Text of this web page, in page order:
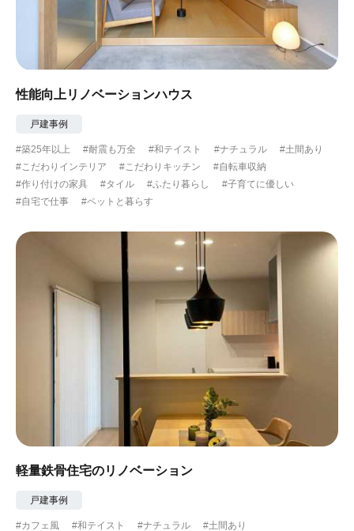
性能向上リノベーションハウス
戸建事例
#築25年以上 #耐震も万全 #和テイスト #ナチュラル
#土間あり
#こだわりインテリア
#こだわりキッチン
#自転車収納
#作り付けの家具
#タイル #ふたり暮らし
#子育てに優しい
#自宅で仕事
#ペットと暮らす
軽量鉄骨住宅のリノベーション
戸建事例
#カフェ風 #和テイスト #ナチュラル #土間あり